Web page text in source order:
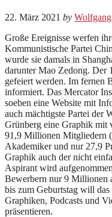
22. März 2021 by
Große Ereignisse werfen
Kommunistische Partei
wurde sie damals in
darunter Mao Zedong. Der
gefeiert werden. Im fernen
informiert. Das Mercator
soeben eine Website mit
auch mächtigste Partei der
Grünberg eine Graphik mit
91,9 Millionen Mitgliedern
Akademiker und nur 27,9
Graphik auch der nicht
Aspirant wird
Bewerbern nur 9 Millionen
bis zum Geburtstag will
Graphiken, Podcasts und
präsentieren.